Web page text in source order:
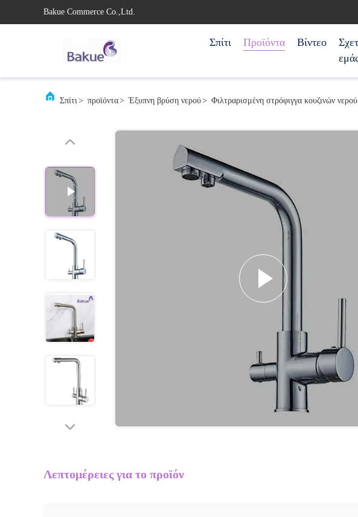
Bakue Commerce Co.,Ltd.
Σπίτι Προϊόντα Βίντεο
Σπίτι> προϊόντα> Έξυπνη βρύση νερού> Φιλτραρισμένη στρόφιγγα κουζινών
Λεπτομέρειες για το προϊόν